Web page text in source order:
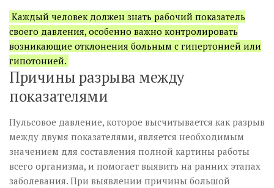
Каждый человек должен знать рабочий показатель
своего давления, особенно важно контролировать
возникающие отклонения больным с гипертонией или
гипотонией.
Причины разрыва между
показателями
Пульсовое давление, которое высчитывается как разрыв
между двумя показателями, является необходимым
значением для составления полной картины работы
всего организма, и помогает выявить на ранних этапах
заболевания. При выявлении причины большой